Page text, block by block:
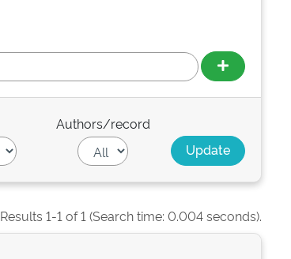
Authors/record
Results 1-1 of 1 (Search time: 0.004 seconds).